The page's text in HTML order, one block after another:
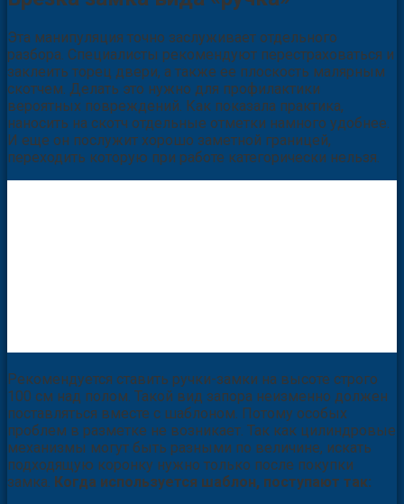
Эта манипуляция точно заслуживает отдельного
разбора. Специалисты рекомендуют перестраховаться и
заклеить торец двери, а также ее плоскость малярным
скотчем. Делать это нужно для профилактики
вероятных повреждений. Как показала практика,
наносить на скотч отдельные отметки намного удобнее.
И еще он послужит хорошо заметной границей,
переходить которую при работе категорически нельзя.
Рекомендуется ставить ручки-замки на высоте строго
100 см над полом. Такой вид запора неизменно должен
поставляться вместе с шаблоном. Потому особых
проблем в разметке не возникает. Так как цилиндровые
механизмы могут быть разными по величине, искать
подходящую коронку нужно только после покупки
замка. Когда используется шаблон, поступают так: